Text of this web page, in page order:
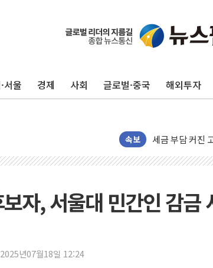
서울 경제 사회 글로벌·중국 해외투자
속보
현대리바트,
[금/유가] 이란
뉴욕증시, 유가
[민주 당권주자
李대통령, 오늘
자, 서울대 민간인 감금
2025년07월18일 12:24